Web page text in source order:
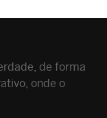
de forma
onde o